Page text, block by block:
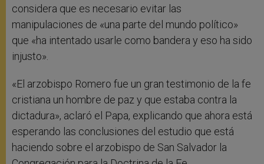
considera que es necesario evitar las
manipulaciones de «una parte del mundo político»
que «ha intentado usarle como bandera y eso ha sido
injusto».
«El arzobispo Romero fue un gran testimonio de la fe
cristiana un hombre de paz y que estaba contra la
dictadura», aclaró el Papa, explicando que ahora está
esperando las conclusiones del estudio que está
haciendo sobre el arzobispo de San Salvador la